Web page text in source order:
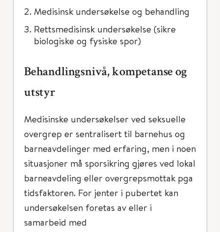
Medisinsk undersøkelse og behandling
Rettsmedisinsk undersøkelse (sikre
biologiske og fysiske spor)
Behandlingsnivå, kompetanse og
utstyr
Medisinske undersøkelser ved seksuelle
overgrep er sentralisert til barnehus og
barneavdelinger med erfaring, men i noen
situasjoner må sporsikring gjøres ved lokal
barneavdeling eller overgrepsmottak pga
tidsfaktoren. For jenter i pubertet kan
undersøkelsen foretas av eller i
samarbeid med